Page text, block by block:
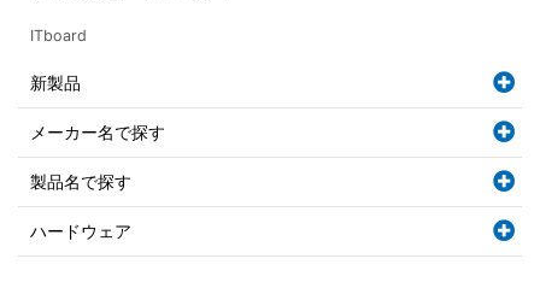
ITboard
新製品
メーカー名で探す
製品名で探す
ハードウェア